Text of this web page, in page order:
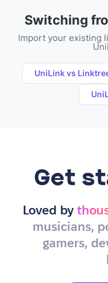
Switching
Import your existing
UniLink vs
Get
Loved by
musicians,
gamers,